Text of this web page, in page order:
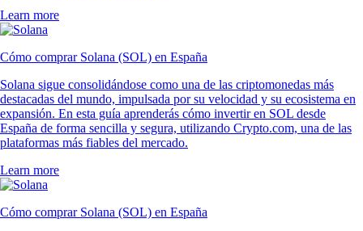
Learn more
Cómo comprar Solana (SOL) en España
Solana sigue consolidándose como una de las criptomonedas más
destacadas del mundo, impulsada por su velocidad y su ecosistema en
expansión. En esta guía aprenderás cómo invertir en SOL desde
España de forma sencilla y segura, utilizando Crypto.com, una de las
plataformas más fiables del mercado.
Learn more
Cómo comprar Solana (SOL) en España